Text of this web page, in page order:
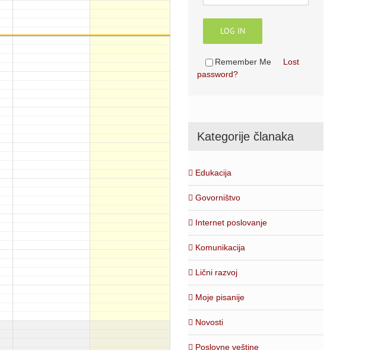
LOG IN
Remember Me
Lost
password?
Kategorije članaka
Edukacija
Govorništvo
Internet poslovanje
Komunikacija
Lični razvoj
Moje pisanije
Novosti
Poslovne veštine